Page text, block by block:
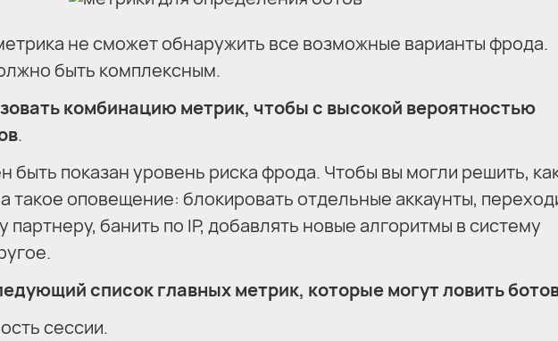
не сможет обнаружить все возможные варианты фрода.
быть комплексным.
комбинацию метрик, чтобы с высокой вероятностью
.
быть показан уровень риска фрода. Чтобы вы могли решить,
такое оповещение: блокировать отдельные аккаунты,
банить по IP, добавлять новые алгоритмы в систему
список главных метрик, которые могут ловить
сессии.